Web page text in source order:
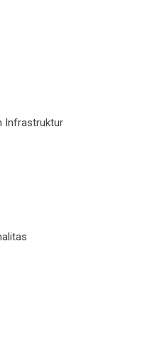
Infrastruktur